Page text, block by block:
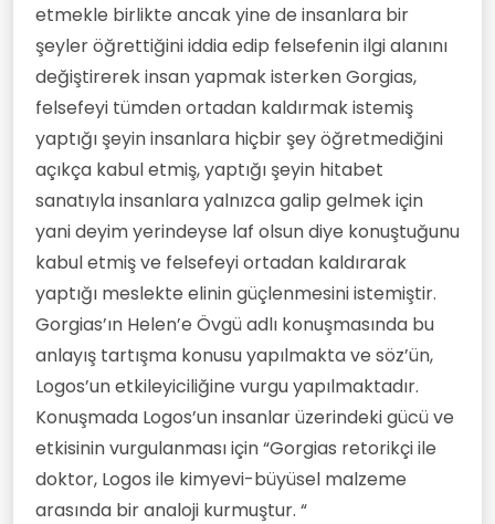
etmekle birlikte ancak yine de insanlara bir
şeyler öğrettiğini iddia edip felsefenin ilgi alanını
değiştirerek insan yapmak isterken Gorgias,
felsefeyi tümden ortadan kaldırmak istemiş
yaptığı şeyin insanlara hiçbir şey öğretmediğini
açıkça kabul etmiş, yaptığı şeyin hitabet
sanatıyla insanlara yalnızca galip gelmek için
yani deyim yerindeyse laf olsun diye konuştuğunu
kabul etmiş ve felsefeyi ortadan kaldırarak
yaptığı meslekte elinin güçlenmesini istemiştir.
Gorgias’ın Helen’e Övgü adlı konuşmasında bu
anlayış tartışma konusu yapılmakta ve söz’ün,
Logos’un etkileyiciliğine vurgu yapılmaktadır.
Konuşmada Logos’un insanlar üzerindeki gücü ve
etkisinin vurgulanması için “Gorgias retorikçi ile
doktor, Logos ile kimyevi-büyüsel malzeme
arasında bir analoji kurmuştur. “